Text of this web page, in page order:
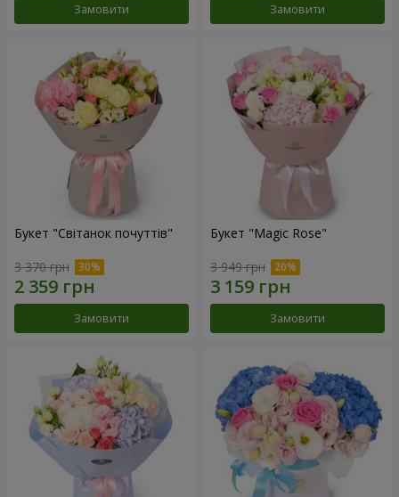
Замовити Замовити
Букет "Світанок почуттів"
3 370 грн
Замовити
Букет "Magic Rose"
3 949 грн
Замовити